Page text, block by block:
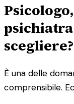
scegliere?
È una delle
comprensibile.